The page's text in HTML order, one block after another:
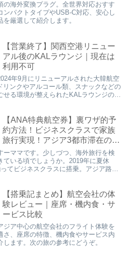
の海外変換プラグ。全世界対応おすす
ンパクトタイプやUSB-C対応、安心し
厳選して紹介します。
【営業終了】関西空港リニュー
アル後のKALラウンジ｜現在は
利用不可
年9月にリニューアルされた大韓航空
ンクやアルコール類、スナックなどの
せる環境が整えられたKALラウンジの詳
【ANA特典航空券】裏ワザ的予
約方法！ビジネスクラスで家族
旅行実現！アジア3都市滞在の旅
程！
ーママです。少しづつ、海外旅行を検
ている頃でしょうか。2019年に夏休
てビジネスクラスに搭乗。アジア路線
【搭乗記まとめ】航空会社の体
験レビュー｜座席・機内食・サ
ービス比較
ジア中心の航空会社のフライト体験を
さ、座席の特徴、機内食やサービス内
ます。次の旅の参考にどうぞ。